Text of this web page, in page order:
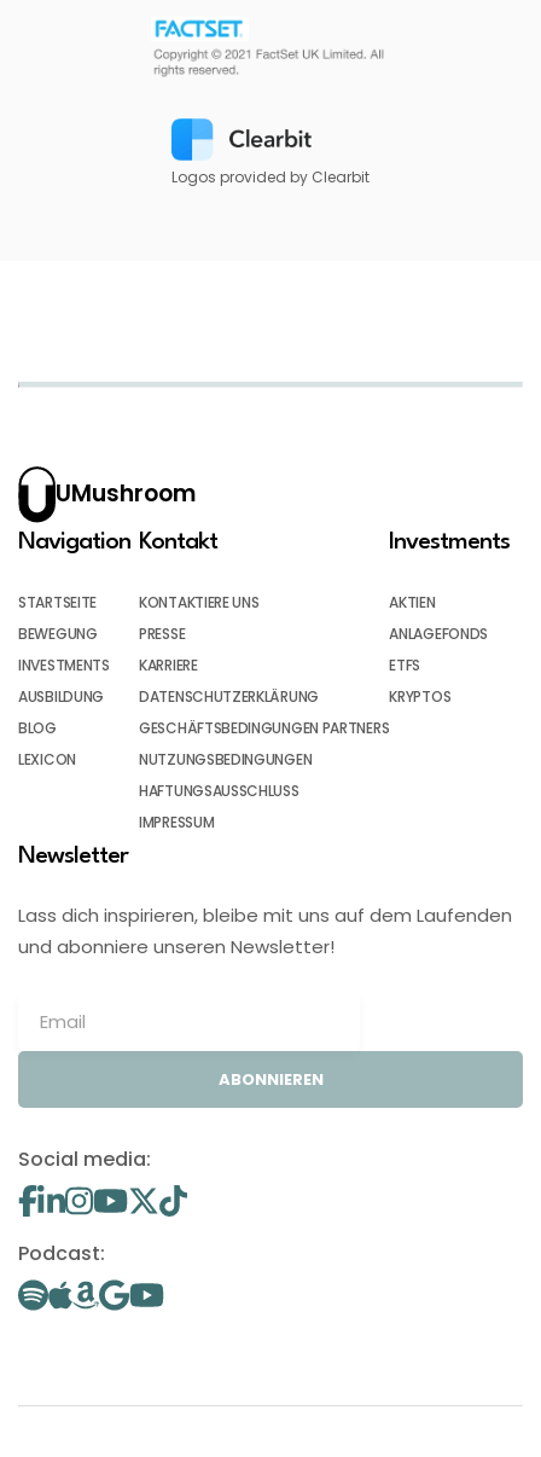
Logos provided by Clearbit
UMushroom
Navigation
STARTSEITE
BEWEGUNG
INVESTMENTS
AUSBILDUNG
BLOG
LEXICON
Kontakt
KONTAKTIERE UNS
PRESSE
KARRIERE
DATENSCHUTZERKLÄRUNG
GESCHÄFTSBEDINGUNGEN PARTNERS
NUTZUNGSBEDINGUNGEN
HAFTUNGSAUSSCHLUSS
IMPRESSUM
Investments
AKTIEN
ANLAGEFONDS
ETFS
KRYPTOS
Newsletter
Lass dich inspirieren, bleibe mit uns auf dem Laufenden
und abonniere unseren Newsletter!
ABONNIEREN
Social media:
Podcast: